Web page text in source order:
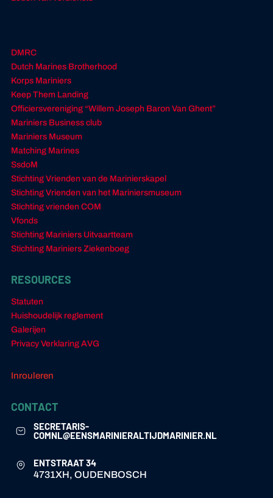
DMRC
Dutch Marines Brotherhood
Korps Mariniers
Keep Them Landing
Officiersvereniging “Willem Joseph Baron Van Ghent”
Mariniers Business club
Mariniers Museum
Matching Marines
SsdoM
Stichting Vrienden van de Marinierskapel
Stichting Vrienden van het Mariniersmuseum
Stichting vrienden COM
Vfonds
Stichting Mariniers Uitvaartteam
Stichting Mariniers Ziekenboeg
RESOURCES
Statuten
Huishoudelijk reglement
Galerijen
Privacy Verklaring AVG
Inrouleren
CONTACT
SECRETARIS-
COMNL@EENSMARINIERALTIJDMARINIER.NL
ENTSTRAAT 34
4731XH, OUDENBOSCH